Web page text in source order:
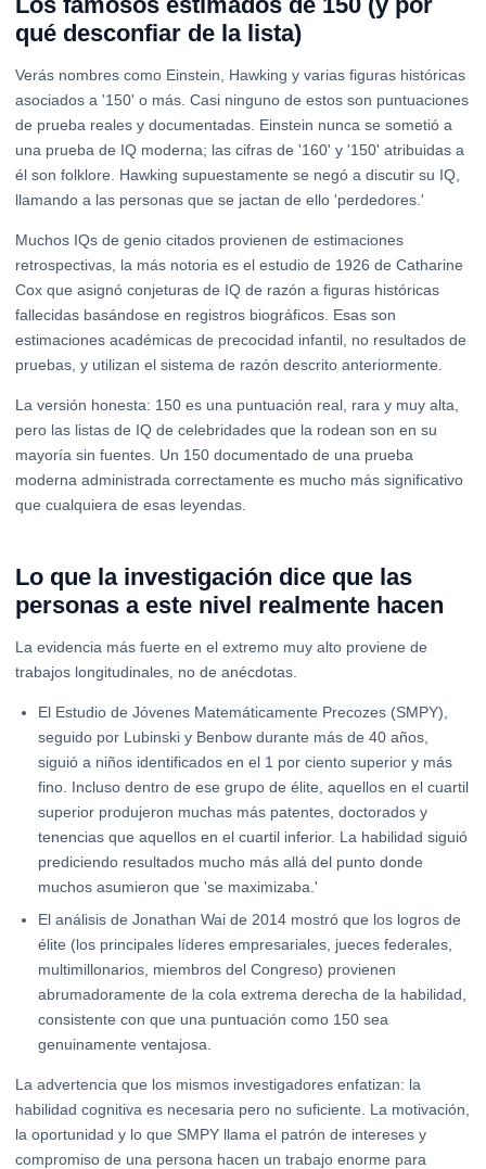
qué desconfiar de la lista)
Verás nombres como Einstein, Hawking y varias figuras históricas
asociados a '150' o más. Casi ninguno de estos son puntuaciones
de prueba reales y documentadas. Einstein nunca se sometió a
una prueba de IQ moderna; las cifras de '160' y '150' atribuidas a
él son folklore. Hawking supuestamente se negó a discutir su IQ,
llamando a las personas que se jactan de ello 'perdedores.'
Muchos IQs de genio citados provienen de estimaciones
retrospectivas, la más notoria es el estudio de 1926 de Catharine
Cox que asignó conjeturas de IQ de razón a figuras históricas
fallecidas basándose en registros biográficos. Esas son
estimaciones académicas de precocidad infantil, no resultados de
pruebas, y utilizan el sistema de razón descrito anteriormente.
La versión honesta: 150 es una puntuación real, rara y muy alta,
pero las listas de IQ de celebridades que la rodean son en su
mayoría sin fuentes. Un 150 documentado de una prueba
moderna administrada correctamente es mucho más significativo
que cualquiera de esas leyendas.
Lo que la investigación dice que las
personas a este nivel realmente hacen
La evidencia más fuerte en el extremo muy alto proviene de
trabajos longitudinales, no de anécdotas.
El Estudio de Jóvenes Matemáticamente Precozes (SMPY),
seguido por Lubinski y Benbow durante más de 40 años,
siguió a niños identificados en el 1 por ciento superior y más
fino. Incluso dentro de ese grupo de élite, aquellos en el cuartil
superior produjeron muchas más patentes, doctorados y
tenencias que aquellos en el cuartil inferior. La habilidad siguió
prediciendo resultados mucho más allá del punto donde
muchos asumieron que 'se maximizaba.'
El análisis de Jonathan Wai de 2014 mostró que los logros de
élite (los principales líderes empresariales, jueces federales,
multimillonarios, miembros del Congreso) provienen
abrumadoramente de la cola extrema derecha de la habilidad,
consistente con que una puntuación como 150 sea
genuinamente ventajosa.
La advertencia que los mismos investigadores enfatizan: la
habilidad cognitiva es necesaria pero no suficiente. La motivación,
la oportunidad y lo que SMPY llama el patrón de intereses y
compromiso de una persona hacen un trabajo enorme para